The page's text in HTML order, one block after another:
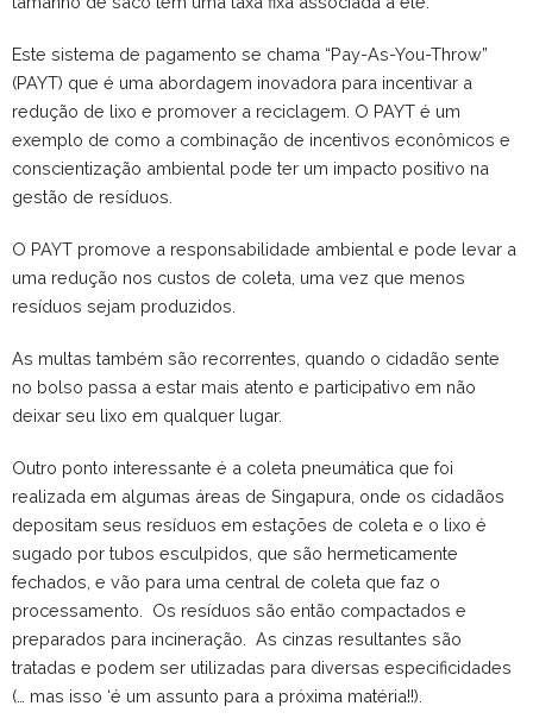
Este sistema de pagamento se chama “Pay-As-You-Throw”
(PAYT) que é uma abordagem inovadora para incentivar a
redução de lixo e promover a reciclagem. O PAYT é um
exemplo de como a combinação de incentivos econômicos e
conscientização ambiental pode ter um impacto positivo na
gestão de resíduos.
O PAYT promove a responsabilidade ambiental e pode levar a
uma redução nos custos de coleta, uma vez que menos
resíduos sejam produzidos.
As multas também são recorrentes, quando o cidadão sente
no bolso passa a estar mais atento e participativo em não
deixar seu lixo em qualquer lugar.
Outro ponto interessante é a coleta pneumática que foi
realizada em algumas áreas de Singapura, onde os cidadãos
depositam seus resíduos em estações de coleta e o lixo é
sugado por tubos esculpidos, que são hermeticamente
fechados, e vão para uma central de coleta que faz o
processamento. Os resíduos são então compactados e
preparados para incineração. As cinzas resultantes são
tratadas e podem ser utilizadas para diversas especificidades
(… mas isso ‘é um assunto para a próxima matéria!!).